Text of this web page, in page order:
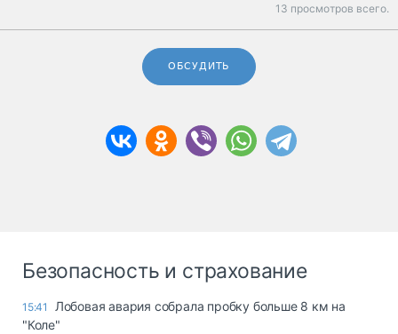
13 просмотров всего.
ОБСУДИТЬ
Безопасность и страхование
15:41
Лобовая авария собрала пробку больше 8 км на
"Коле"